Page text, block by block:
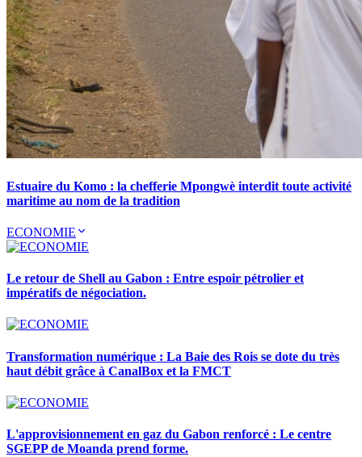
Estuaire du Komo : la chefferie Mpongwè interdit toute activité
maritime au nom de la tradition
ECONOMIE
Le retour de Shell au Gabon : Entre espoir pétrolier et
impératifs de négociation.
Transformation numérique : La Baie des Rois se dote du très
haut débit grâce à CanalBox et la FMCT
L'approvisionnement en gaz du Gabon renforcé : Le centre
SGEPP de Moanda prend forme.